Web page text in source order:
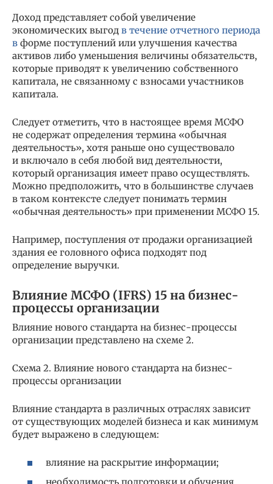
Доход представляет собой увеличение
экономических выгод в течение отчетного периода
в форме поступлений или улучшения качества
активов либо уменьшения величины обязательств,
которые приводят к увеличению собственного
капитала, не связанному с взносами участников
капитала.
Следует отметить, что в настоящее время МСФО
не содержат определения термина «обычная
деятельность», хотя раньше оно существовало
и включало в себя любой вид деятельности,
который организация имеет право осуществлять.
Можно предположить, что в большинстве случаев
в таком контексте следует понимать термин
«обычная деятельность» при применении МСФО 15.
Например, поступления от продажи организацией
здания ее головного офиса подходят под
определение выручки.
Влияние МСФО (IFRS) 15 на бизнес-
процессы организации
Влияние нового стандарта на бизнес-процессы
организации представлено на схеме 2.
Схема 2. Влияние нового стандарта на бизнес-
процессы организации
Влияние стандарта в различных отраслях зависит
от существующих моделей бизнеса и как минимум
будет выражено в следующем:
влияние на раскрытие информации;